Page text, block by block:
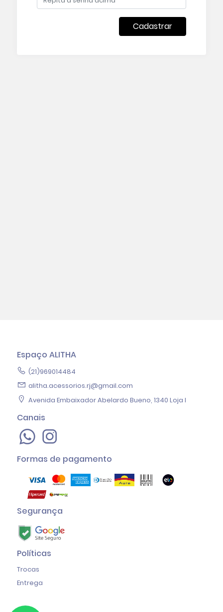
Cadastrar
Espaço ALITHA
(21)969014484
alitha.acessorios.rj@gmail.com
Avenida Embaixador Abelardo Bueno, 1340 Loja I
Canais
Formas de pagamento
Segurança
Políticas
Trocas
Entrega